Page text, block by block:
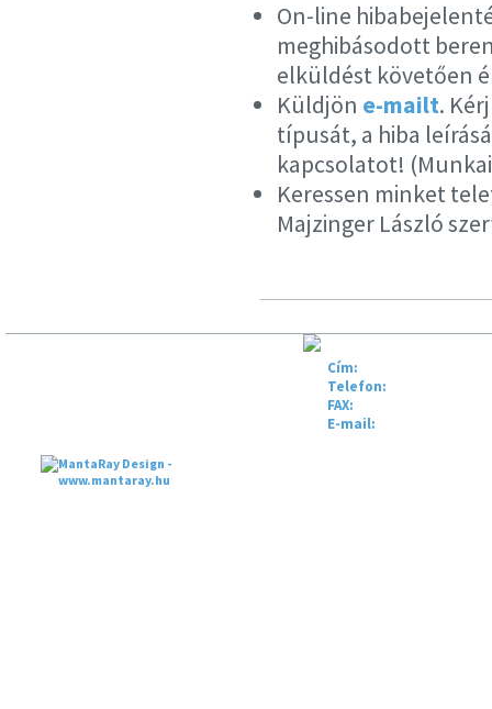
On-line
meghibásodott
elküldést követően
Küldjön e-mailt.
típusát, a hiba
kapcsolatot!
Keressen minket
Majzinger László
Cím:
Telefon:
FAX:
E-mail: